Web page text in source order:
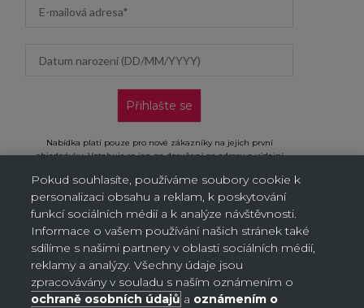
Přihlašte se
Nabídka platí pouze pro nové zákazníky na jejich první
objednávku. Vztahuje se jen na doručení na adresu a výdejní
„Přihlásit se“ potvrzujete, že jste si přečetli Oznámení o ochraně
osobních údajů a souhlasíte s ním.
Nastavení souborů cookie
Pokud souhlasíte, používáme soubory cookie k
personalizaci obsahu a reklam, k poskytování
funkcí sociálních médií a k analýze návštěvnosti.
Informace o vašem používání našich stránek také
sdílíme s našimi partnery v oblasti sociálních médií,
reklamy a analýzy. Všechny údaje jsou
zpracovávány v souladu s naším oznámením o
ochraně osobních údajů a oznámením o